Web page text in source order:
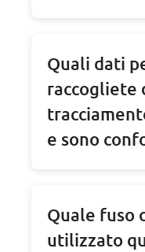
Quali dati
raccogliete
e sono
Quale fuso
utilizzato